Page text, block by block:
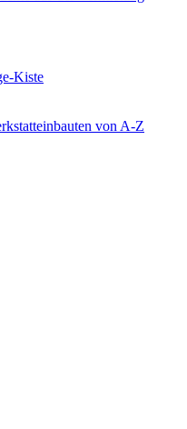
Kiste
von A-Z